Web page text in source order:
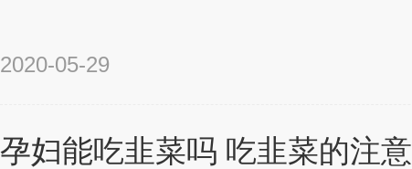
2020-05-29
孕妇能吃韭菜吗 吃韭菜的注意